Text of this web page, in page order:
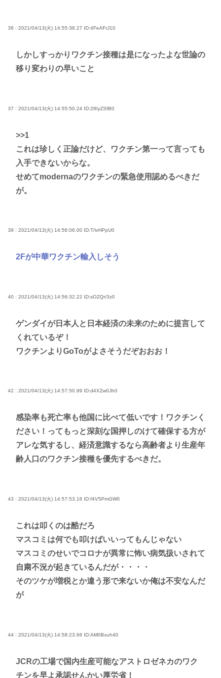
36 : 2021/04/13(火) 14:55:38.27 ID:4FeAFrJ10
しかしすっかりワクチン接種は是になったよな世論の
移り変わりの早いこと
37 : 2021/04/13(火) 14:55:50.24 ID:28IyZSfB0
>>1
これは珍しく正論だけど、ワクチン第一って言っても
入手できないからな。
せめてmodernaのワクチンの緊急使用認めるべきだ
が。
39 : 2021/04/13(火) 14:56:06.00 ID:T/ivHPpU0
2Fが中華ワクチン輸入しそう
40 : 2021/04/13(火) 14:56:32.22 ID:sOZQr/3z0
ゲンダイが日本人と日本経済の未来のために提言して
くれているぞ！
ワクチンよりGoToがよさそうだぞおおお！
42 : 2021/04/13(火) 14:57:50.99 ID:d4XZw0Jh0
感染率も死亡率も他国に比べて低いです！ワクチンく
ださい！ってもっと深刻な国押しのけて確保する方が
アレな気するし、経済意識するなら高齢者より生産年
齢人口のワクチン接種を優先するべきだ。
43 : 2021/04/13(火) 14:57:53.16 ID:f4V5PmGW0
これは叩くのは酷だろ
マスコミは何でも叩けばいいってもんじゃない
マスコミのせいでコロナが異常に怖い病気扱いされて
自粛不況が起きているんだが・・・・
そのツケが増税とか違う形で来ないか俺は不安なんだ
が
44 : 2021/04/13(火) 14:58:23.66 ID:AM0Bxuh40
JCRの工場で国内生産可能なアストロゼネカのワク
チンを早よ承認せんかい厚労省！